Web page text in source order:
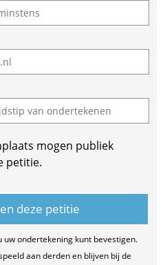
mogen publiek
petitie.
ondertekening kunt bevestigen.
aan derden en blijven bij de